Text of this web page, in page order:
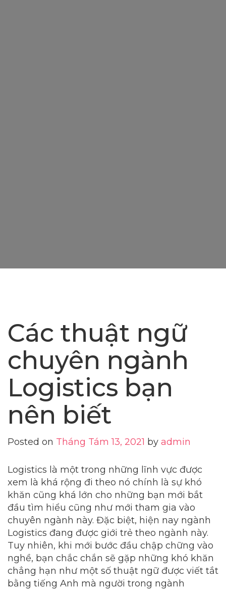
Các thuật ngữ
chuyên ngành
Logistics bạn
nên biết
Posted on Tháng Tám 13, 2021 by admin
Logistics là một trong những lĩnh vực được
xem là khá rộng đi theo nó chính là sự khó
khăn cũng khá lớn cho những bạn mới bắt
đầu tìm hiểu cũng như mới tham gia vào
chuyên ngành này. Đặc biệt, hiện nay ngành
Logistics đang được giới trẻ theo ngành này.
Tuy nhiên, khi mới bước đầu chập chững vào
nghề, bạn chắc chắn sẽ gặp những khó khăn
chẳng hạn như một số thuật ngữ được viết tắt
bằng tiếng Anh mà người trong ngành